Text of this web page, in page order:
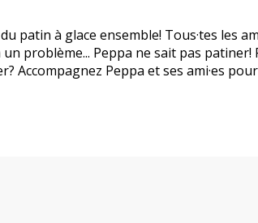
patin à glace ensemble! Tous·tes les
problème... Peppa ne sait pas
Accompagnez Peppa et ses ami·es